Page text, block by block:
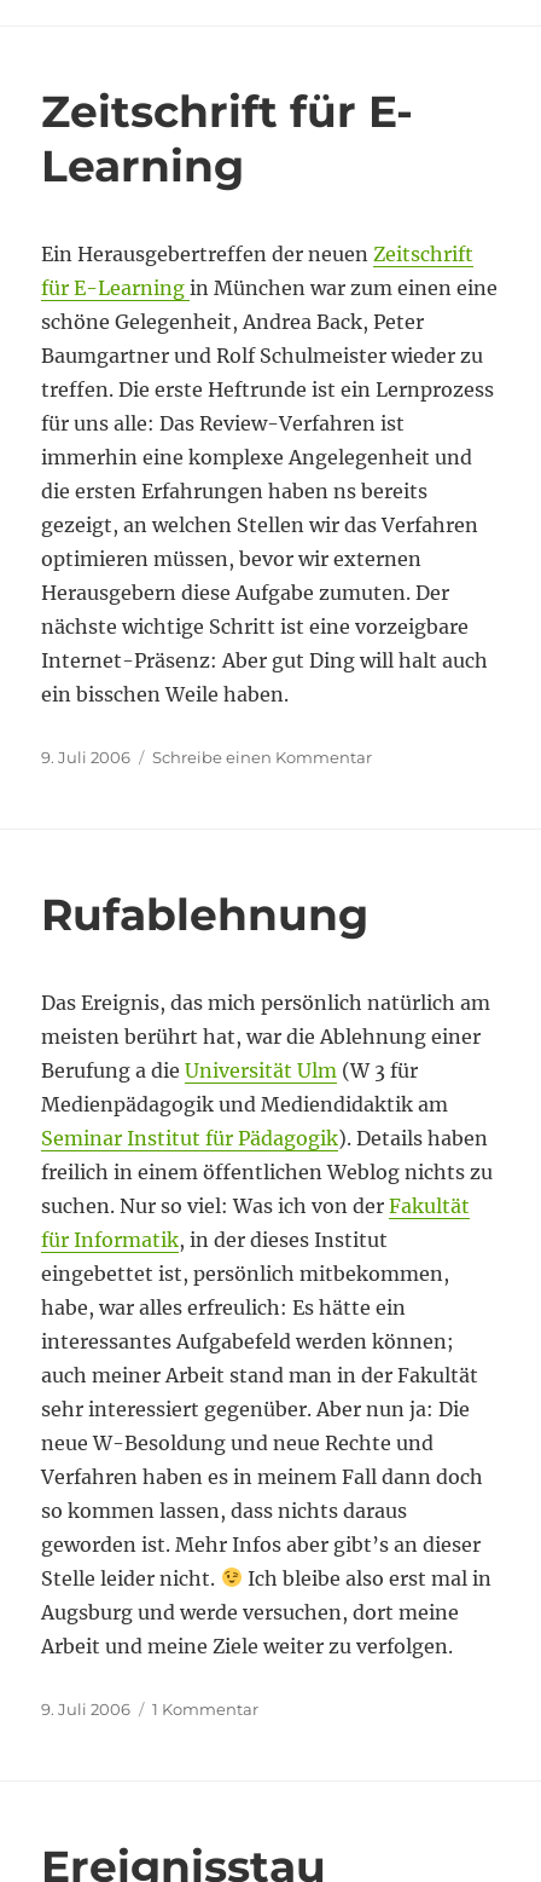
Zeitschrift für E-
Learning
Ein Herausgebertreffen der neuen Zeitschrift
für E-Learningin München war zum einen eine
schöne Gelegenheit, Andrea Back, Peter
Baumgartner und Rolf Schulmeister wieder zu
treffen. Die erste Heftrunde ist ein Lernprozess
für uns alle: Das Review-Verfahren ist
immerhin eine komplexe Angelegenheit und
die ersten Erfahrungen haben ns bereits
gezeigt, an welchen Stellen wir das Verfahren
optimieren müssen, bevor wir externen
Herausgebern diese Aufgabe zumuten. Der
nächste wichtige Schritt ist eine vorzeigbare
Internet-Präsenz: Aber gut Ding will halt auch
ein bisschen Weile haben.
Veröffentlicht
9. Juli 2006 Schreibe einen Kommentarzu
Rufablehnung
Das Ereignis, das mich persönlich natürlich am
meisten berührt hat, war die Ablehnung einer
Berufung a dieUniversität Ulm (W 3 für
Medienpädagogik und Mediendidaktik am
Seminar Institut für Pädagogik). Details haben
freilich in einem öffentlichen Weblog nichts zu
suchen. Nur so viel: Was ich von derFakultät
für Informatik, in der dieses Institut
eingebettet ist, persönlich mitbekommen,
habe, war alles erfreulich: Es hätte ein
interessantes Aufgabefeld werden können;
auch meiner Arbeit stand man in der Fakultät
sehr interessiert gegenüber. Aber nun ja: Die
neue W-Besoldung und neue Rechte und
Verfahren haben es in meinem Fall dann doch
so kommen lassen, dass nichts daraus
geworden ist. Mehr Infos aber gibt’s an dieser
Stelle leider nicht.
Ich bleibe also erst mal in
Augsburg und werde versuchen, dort meine
Arbeit und meine Ziele weiter zu verfolgen.
Veröffentlicht
9. Juli 2006 1 Kommentarzu
Ereignisstau